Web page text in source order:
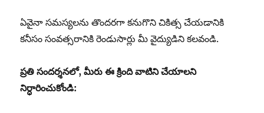
ఏవైనా సమస్యలను తొందరగా కనుగొని చికిత్స చేయడానికి
కనీసం సంవత్సరానికి రెండుసార్లు మీ వైద్యుడిని కలవండి.
ప్రతి సందర్శనలో,మీరు ఈ క్రింది వాటిని చేయాలని
నిర్ధారించుకోండి: